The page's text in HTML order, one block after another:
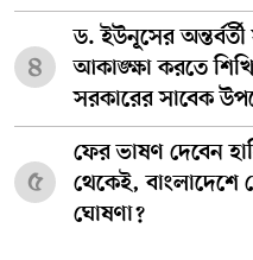
৪
ড. ইউনূসের
আকাঙ্ক্ষা করতে
সরকারের সাবেক
৫
ফের ভাষণ দেবেন
থেকেই, বাংলাদেশে
ঘোষণা?